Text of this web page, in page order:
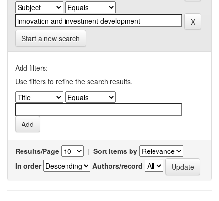
Start a new search
Add filters:
Use filters to refine the search results.
Results/Page | Sort items by
In order
Authors/record